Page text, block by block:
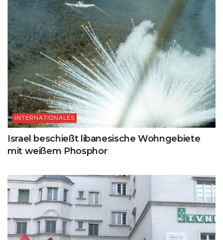
INTERNATIONALES
Israel beschießt libanesische Wohngebiete
mit weißem Phosphor